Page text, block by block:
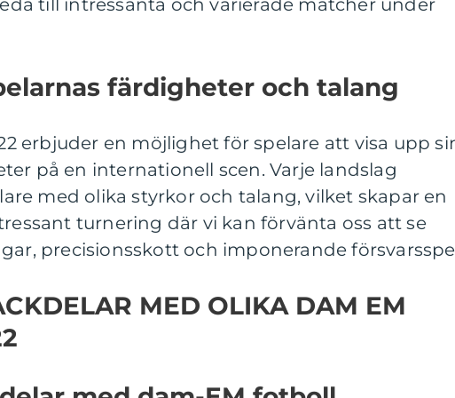
till intressanta och varierade matcher under
färdigheter och talang
erbjuder en möjlighet för spelare att visa upp
på en internationell scen. Varje landslag
med olika styrkor och talang, vilket skapar en
turnering där vi kan förvänta oss att se
precisionsskott och imponerande
MED OLIKA DAM EM